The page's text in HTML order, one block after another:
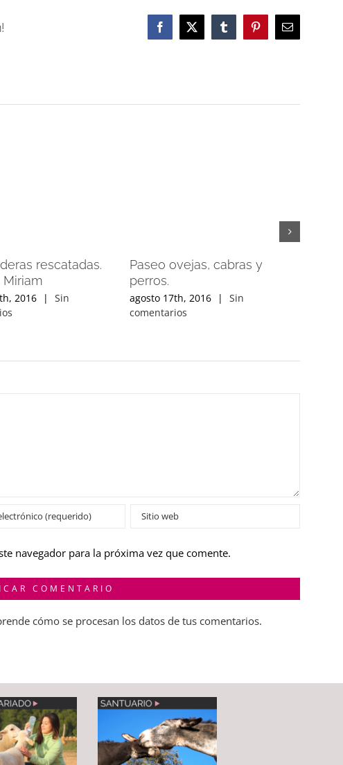
Facebook
X TumblrPinterestCorreo
electrónico
rescatadas.
Miriam
2016 |
Sin
Paseo ovejas, cabras y
perros.
agosto 17th, 2016 |
Sin
comentarios
navegador para la próxima vez que comente.
cómo se procesan los datos de tus comentarios.